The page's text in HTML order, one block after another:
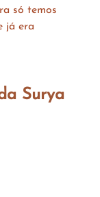
só temos
já era
Surya